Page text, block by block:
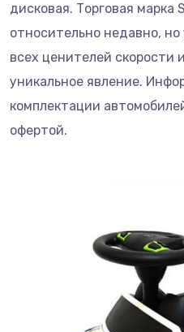
дисковая. Торговая
относительно недавно,
всех ценителей скорости
уникальное явление.
комплектации
офертой.